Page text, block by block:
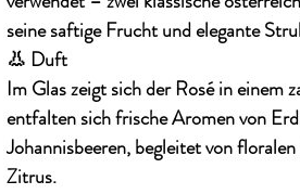
seine saftige Frucht und elegante
👃 Duft
Im Glas zeigt sich der Rosé in einem
entfalten sichfrische Aromen von
Johannisbeeren, begleitet von
Zitrus.